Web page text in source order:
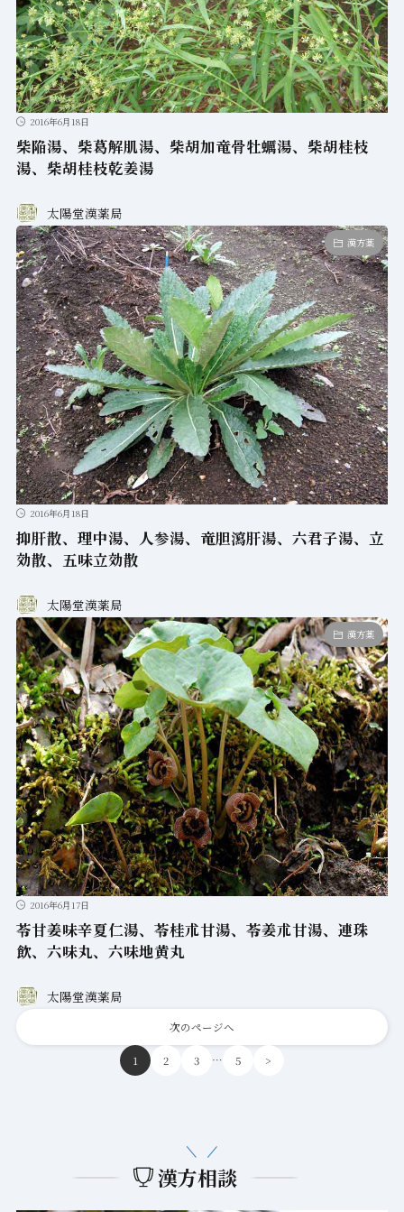
2016年6月18日
柴陥湯、柴葛解肌湯、柴胡加竜骨牡蠣湯、柴胡桂枝
湯、柴胡桂枝乾姜湯
太陽堂漢薬局
漢方薬
2016年6月18日
抑肝散、理中湯、人参湯、竜胆瀉肝湯、六君子湯、立
効散、五味立効散
太陽堂漢薬局
漢方薬
2016年6月17日
苓甘姜味辛夏仁湯、苓桂朮甘湯、苓姜朮甘湯、連珠
飲、六味丸、六味地黄丸
太陽堂漢薬局
次のページへ
1 2 3 … 5 >
漢方相談